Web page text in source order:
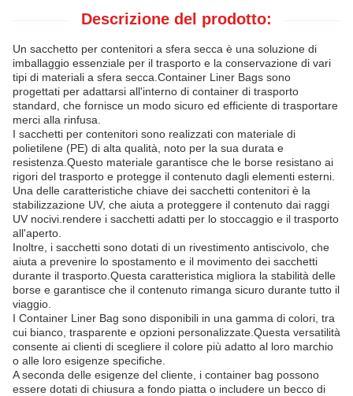
Descrizione del prodotto:
Un sacchetto per contenitori a sfera secca è una soluzione di
imballaggio essenziale per il trasporto e la conservazione di vari
tipi di materiali a sfera secca.Container Liner Bags sono
progettati per adattarsi all'interno di container di trasporto
standard, che fornisce un modo sicuro ed efficiente di trasportare
merci alla rinfusa.
I sacchetti per contenitori sono realizzati con materiale di
polietilene (PE) di alta qualità, noto per la sua durata e
resistenza.Questo materiale garantisce che le borse resistano ai
rigori del trasporto e protegge il contenuto dagli elementi esterni.
Una delle caratteristiche chiave dei sacchetti contenitori è la
stabilizzazione UV, che aiuta a proteggere il contenuto dai raggi
UV nocivi.rendere i sacchetti adatti per lo stoccaggio e il trasporto
all'aperto.
Inoltre, i sacchetti sono dotati di un rivestimento antiscivolo, che
aiuta a prevenire lo spostamento e il movimento dei sacchetti
durante il trasporto.Questa caratteristica migliora la stabilità delle
borse e garantisce che il contenuto rimanga sicuro durante tutto il
viaggio.
I Container Liner Bag sono disponibili in una gamma di colori, tra
cui bianco, trasparente e opzioni personalizzate.Questa versatilità
consente ai clienti di scegliere il colore più adatto al loro marchio
o alle loro esigenze specifiche.
A seconda delle esigenze del cliente, i container bag possono
essere dotati di chiusura a fondo piatta o includere un becco di